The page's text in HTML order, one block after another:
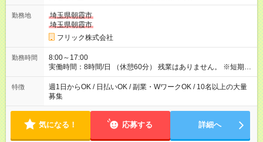
勤務地
埼玉県朝霞市
埼玉県朝霞市
フリック株式会社
勤務時間
8:00～17:00
実働時間：8時間/日 （休憩60分） 残業はありません。 ※短期の
募集は行っておりません。予めご了承くださいませ。
特徴
週1日からOK / 日払いOK / 副業・WワークOK / 10名以上の大量
募集
気になる！ 応募する 詳細へ